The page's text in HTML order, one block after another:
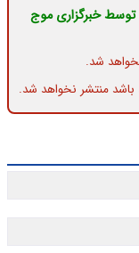
خبرگزاری موج
شد.
باشد منتشر نخواهد شد.